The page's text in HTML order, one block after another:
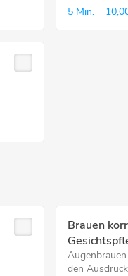
5 Min.
Brauen
den